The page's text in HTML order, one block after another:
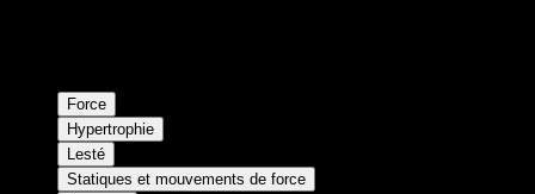
Force
Hypertrophie
Lesté
Statiques et mouvements de force